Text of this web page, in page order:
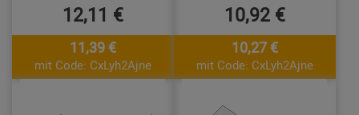
12,11 €
11,39 €
mit Code: CxLyh2Ajne
10,92 €
10,27 €
mit Code: CxLyh2Ajne